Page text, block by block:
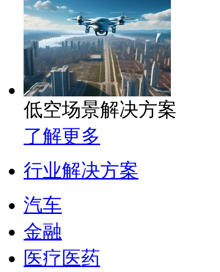
低空场景解决方案
了解更多
行业解决方案
汽车
金融
医疗医药